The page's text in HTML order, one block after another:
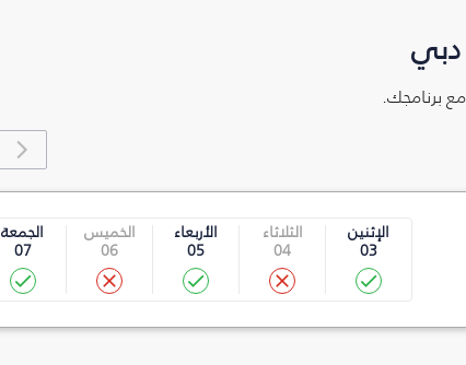
دبي
برنامجك.
الإثنين
03
الثلاثاء
04
الأربعاء
05
الخميس
06
الجمعة
07